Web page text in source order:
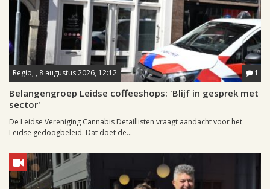
Regio, , 8 augustus 2026, 12:12 1
Belangengroep Leidse coffeeshops: 'Blijf in gesprek met
sector'
De Leidse Vereniging Cannabis Detaillisten vraagt aandacht voor het
Leidse gedoogbeleid. Dat doet de...